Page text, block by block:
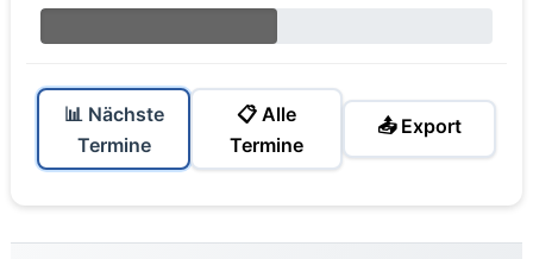
📊 Nächste
Termine
📋 Alle
Termine
📤 Export